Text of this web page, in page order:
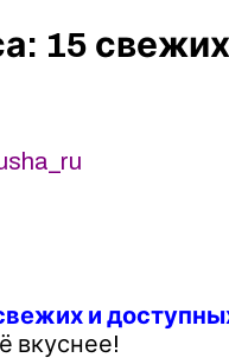
15
и
вкуснее!